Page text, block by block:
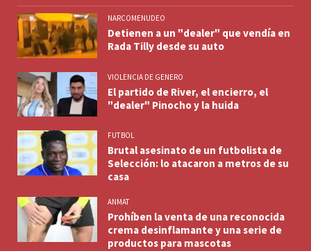
NARCOMENUDEO
Detienen a un "dealer" que vendía en
Rada Tilly desde su auto
VIOLENCIA DE GENERO
El partido de River, el encierro, el
"dealer" Pinocho y la huida
FUTBOL
Brutal asesinato de un futbolista de
Selección: lo atacaron a metros de su
casa
ANMAT
Prohíben la venta de una reconocida
crema desinflamante y una serie de
productos para mascotas